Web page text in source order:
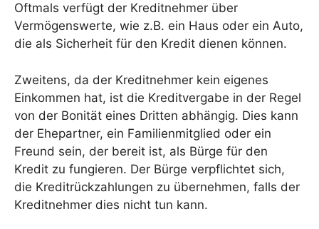
Oftmals verfügt der Kreditnehmer über
Vermögenswerte, wie z.B. ein Haus oder ein Auto,
die als Sicherheit für den Kredit dienen können.
Zweitens, da der Kreditnehmer kein eigenes
Einkommen hat, ist die Kreditvergabe in der Regel
von der Bonität eines Dritten abhängig. Dies kann
der Ehepartner, ein Familienmitglied oder ein
Freund sein, der bereit ist, als Bürge für den
Kredit zu fungieren. Der Bürge verpflichtet sich,
die Kreditrückzahlungen zu übernehmen, falls der
Kreditnehmer dies nicht tun kann.